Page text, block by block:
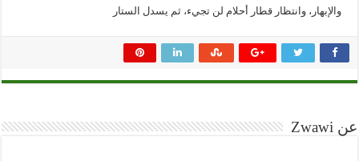
والإبهار، وانتظار قطار أحلام لن تجيء، ثم يسدل الستار
عن Zwawi